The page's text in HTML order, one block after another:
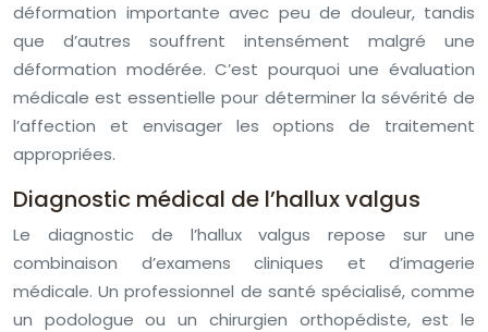
déformation importante avec peu de douleur, tandis
que d’autres souffrent intensément malgré une
déformation modérée. C’est pourquoi une évaluation
médicale est essentielle pour déterminer la sévérité de
l’affection et envisager les options de traitement
appropriées.
Diagnostic médical de l’hallux valgus
Le diagnostic de l’hallux valgus repose sur une
combinaison d’examens cliniques et d’imagerie
médicale. Un professionnel de santé spécialisé, comme
un podologue ou un chirurgien orthopédiste, est le